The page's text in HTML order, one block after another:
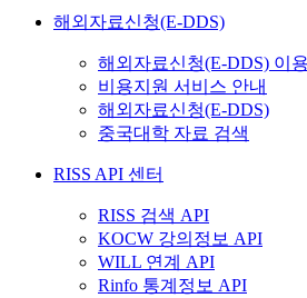
해외자료신청(E-DDS)
해외자료신청(E-DDS) 이
비용지원 서비스 안내
해외자료신청(E-DDS)
중국대학 자료 검색
RISS API 센터
RISS 검색 API
KOCW 강의정보 API
WILL 연계 API
Rinfo 통계정보 API